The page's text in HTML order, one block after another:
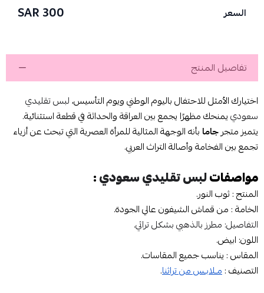
السعر 300 SAR
تفاصيل المنتج
اختيارك الأمثل للاحتفال باليوم الوطني ويوم التأسيس،لبس تقليدي
سعودييمنحك مظهرًا يجمع بين العراقة والحداثة في قطعة استثنائية.
يتميز متجرجاما بأنه الوجهة المثالية للمرأة العصرية التي تبحث عن أزياء
تجمع بين الفخامة وأصالة التراث العربي.
مواصفاتلبس تقليدي سعودي:
المنتج : ثوب النور.
الخامة : من قماش الشيفون عالي الجودة.
التفاصيل: مطرز بالذهبي بشكل تراثي.
اللون: ابيض.
المقاس : يناسب جميع المقاسات.
التصنيف :مـلابـس من تراثنا.